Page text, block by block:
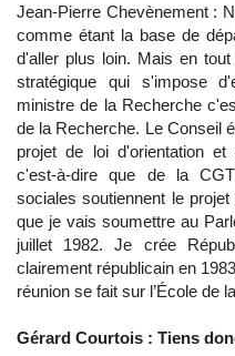
Jean-Pierre Chevènement :
comme étant la base de
d'aller plus loin. Mais en
stratégique qui s'impose
ministre de la Recherche
de la Recherche. Le Conseil
projet de loi d'orientation et
c'est-à-dire que de la
sociales soutiennent le
que je vais soumettre au
juillet 1982. Je crée
clairement républicain en
réunion se fait sur l’École de
Gérard Courtois : Tiens